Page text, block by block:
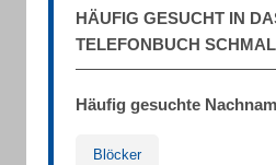
HÄUFIG GESUCHT IN
TELEFONBUCH
Häufig gesuchte
Blöcker